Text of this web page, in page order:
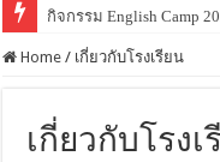
กิจกรรม English Camp
Home / เกี่ยวกับโรงเรียน
เกี่ยวกับโรงเ